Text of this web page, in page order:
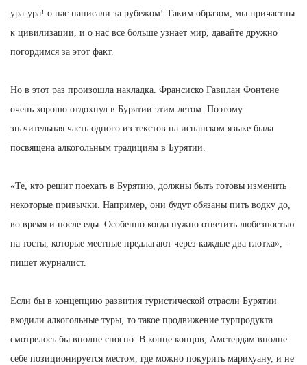
ура-ура! о нас написали за рубежом! Таким образом, мы причастны
к цивилизации, и о нас все больше узнает мир, давайте дружно
погордимся за этот факт.
Но в этот раз произошла накладка. Франсиско Гавилан Фонтене
очень хорошо отдохнул в Бурятии этим летом. Поэтому
значительная часть одного из текстов на испанском языке была
посвящена алкогольным традициям в Бурятии.
«Те, кто решит поехать в Бурятию, должны быть готовы изменить
некоторые привычки. Например, они будут обязаны пить водку до,
во время и после еды. Особенно когда нужно ответить любезностью
на тосты, которые местные предлагают через каждые два глотка», -
пишет журналист.
Если бы в концепцию развития туристической отрасли Бурятии
входили алкогольные туры, то такое продвижение турпродукта
смотрелось бы вполне сносно. В конце концов, Амстердам вполне
себе позиционируется местом, где можно покурить марихуану, и не